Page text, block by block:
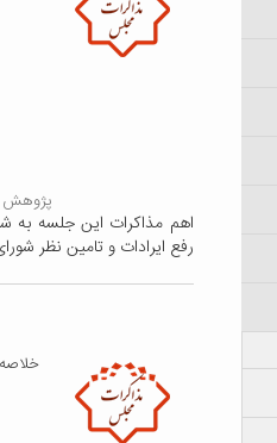
پژوهش
اهم مذاکرات این جلسه به
رفع ایرادات و تامین نظر
خلاصه